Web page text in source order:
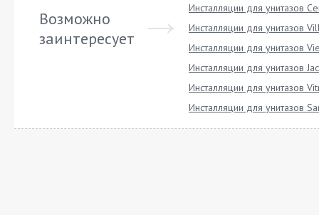
Возможно
заинтересует
Инсталляции для унитазов
Инсталляции для унитазов
Инсталляции для унитазов
Инсталляции для унитазов
Инсталляции для унитазов
Инсталляции для унитазов